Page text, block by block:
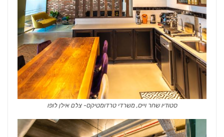
סטודיו שחר וייס, משרדי טרדומטיקס- צלם אילן לופו